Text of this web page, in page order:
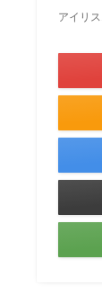
アイリ